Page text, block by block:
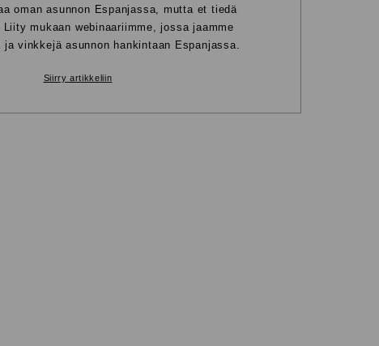
oman asunnon Espanjassa, mutta et tiedä
mukaan webinaariimme, jossa jaamme
vinkkejä asunnon hankintaan Espanjassa.
Siirry artikkeliin